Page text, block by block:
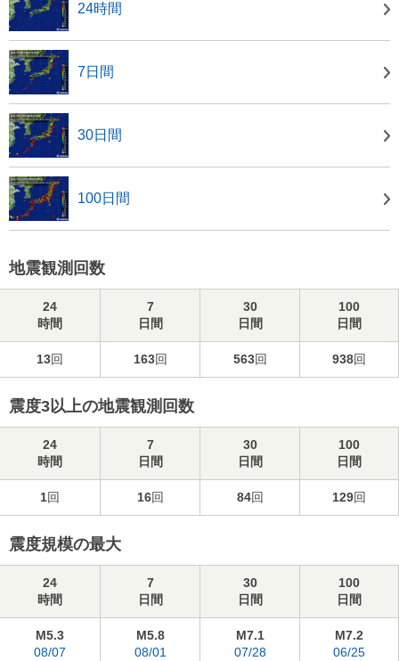
24時間
7日間
30日間
100日間
地震観測回数
24
時間
7
日間
30
日間
100
日間
13回 163回 563回 938回
震度3以上の地震観測回数
24
時間
7
日間
30
日間
100
日間
1回 16回 84回 129回
震度規模の最大
24
時間
7
日間
30
日間
100
日間
M5.3
08/07
M5.8
08/01
M7.1
07/28
M7.2
06/25